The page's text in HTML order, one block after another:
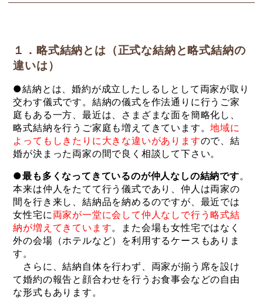
１．略式結納とは（正式な結納と略式結納の
違いは）
●結納とは、婚約が成立したしるしとして両家が取り
交わす儀式です。結納の儀式を作法通りに行うご家
庭もある一方、最近は、さまざまな面を簡略化し、
略式結納を行うご家庭も増えてきています。地域に
よってもしきたりに大きな違いがありますので、結
婚が決まった両家の間で良く相談して下さい。
●最も多くなってきているのが仲人なしの結納です。
本来は仲人をたてて行う儀式であり、仲人は両家の
間を行き来し、結納品を納めるのですが、最近では
女性宅に両家が一堂に会して仲人なしで行う略式結
納が増えてきています。また会場も女性宅ではなく
外の会場（ホテルなど）を利用するケースもありま
す。
さらに、結納自体を行わず、両家が揃う席を設け
て婚約の報告と顔合わせを行うお食事会などの自由
な形式もあります。